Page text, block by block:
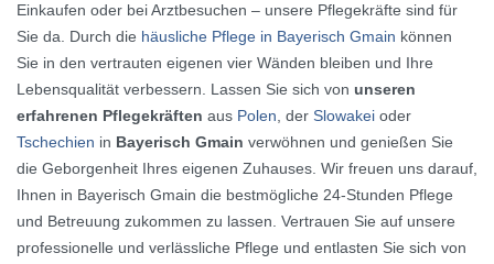
Einkaufen oder bei Arztbesuchen – unsere Pflegekräfte sind für
Sie da. Durch die häusliche Pflege in Bayerisch Gmain können
Sie in den vertrauten eigenen vier Wänden bleiben und Ihre
Lebensqualität verbessern. Lassen Sie sich von unseren
erfahrenen Pflegekräften aus Polen , der Slowakei oder
Tschechien in Bayerisch Gmain verwöhnen und genießen Sie
die Geborgenheit Ihres eigenen Zuhauses. Wir freuen uns darauf,
Ihnen in Bayerisch Gmain die bestmögliche 24-Stunden Pflege
und Betreuung zukommen zu lassen. Vertrauen Sie auf unsere
professionelle und verlässliche Pflege und entlasten Sie sich von